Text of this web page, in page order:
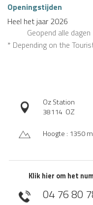
Openingstijden
Heel het jaar 2026
Geopend alle dagen
* Depending on the
Oz Station
38114 OZ
Hoogte : 1350 m
Klik hier om het
04 76 80